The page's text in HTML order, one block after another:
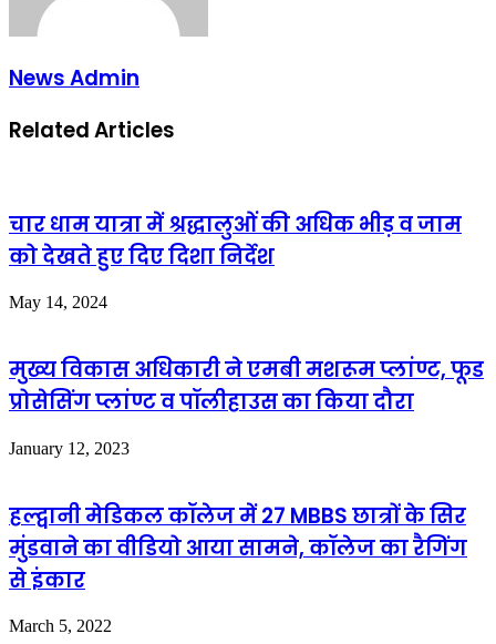
News Admin
Related Articles
चार धाम यात्रा में श्रद्धालुओं की अधिक भीड़ व जाम
को देखते हुए दिए दिशा निर्देश
May 14, 2024
मुख्य विकास अधिकारी ने एमबी मशरूम प्लांण्ट, फूड
प्रोसेसिंग प्लांण्ट व पॉलीहाउस का किया दौरा
January 12, 2023
हल्द्वानी मेडिकल कॉलेज में 27 MBBS छात्रों के सिर
मुंडवाने का वीडियो आया सामने, कॉलेज का रैगिंग
से इंकार
March 5, 2022